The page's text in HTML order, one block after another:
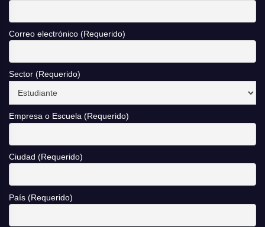
Correo electrónico (Requerido)
Sector (Requerido)
Empresa o Escuela (Requerido)
Ciudad (Requerido)
País (Requerido)